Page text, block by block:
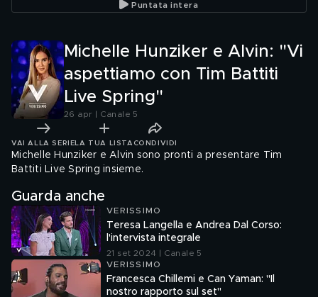
Puntata intera
Michelle Hunziker e Alvin: "Vi
aspettiamo con Tim Battiti
Live Spring"
26 apr | Canale 5
VAI ALLA SERIE LA TUA LISTA CONDIVIDI
Michelle Hunziker e Alvin sono pronti a presentare Tim
Battiti Live Spring insieme.
Guarda anche
VERISSIMO
Teresa Langella e Andrea Dal Corso:
l'intervista integrale
21 set 2024 | Canale 5
VERISSIMO
Francesca Chillemi e Can Yaman: "Il
nostro rapporto sul set"